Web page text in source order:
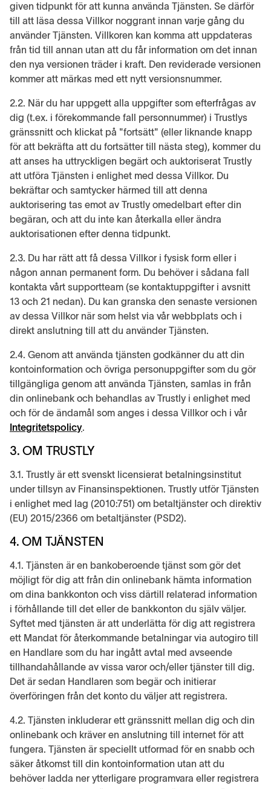
given tidpunkt för att kunna använda Tjänsten. Se därför
till att läsa dessa Villkor noggrant innan varje gång du
använder Tjänsten. Villkoren kan komma att uppdateras
från tid till annan utan att du får information om det innan
den nya versionen träder i kraft. Den reviderade versionen
kommer att märkas med ett nytt versionsnummer.
2.2. När du har uppgett alla uppgifter som efterfrågas av
dig (t.ex. i förekommande fall personnummer) i Trustlys
gränssnitt och klickat på "fortsätt" (eller liknande knapp
för att bekräfta att du fortsätter till nästa steg), kommer du
att anses ha uttryckligen begärt och auktoriserat Trustly
att utföra Tjänsten i enlighet med dessa Villkor. Du
bekräftar och samtycker härmed till att denna
auktorisering tas emot av Trustly omedelbart efter din
begäran, och att du inte kan återkalla eller ändra
auktorisationen efter denna tidpunkt.
2.3. Du har rätt att få dessa Villkor i fysisk form eller i
någon annan permanent form. Du behöver i sådana fall
kontakta vårt supportteam (se kontaktuppgifter i avsnitt
13 och 21 nedan). Du kan granska den senaste versionen
av dessa Villkor när som helst via vår webbplats och i
direkt anslutning till att du använder Tjänsten.
2.4. Genom att använda tjänsten godkänner du att din
kontoinformation och övriga personuppgifter som du gör
tillgängliga genom att använda Tjänsten, samlas in från
din onlinebank och behandlas av Trustly i enlighet med
och för de ändamål som anges i dessa Villkor och i vår
Integritetspolicy.
3. OM TRUSTLY
3.1. Trustly är ett svenskt licensierat betalningsinstitut
under tillsyn av Finansinspektionen. Trustly utför Tjänsten
i enlighet med lag (2010:751) om betaltjänster och direktiv
(EU) 2015/2366 om betaltjänster (PSD2).
4. OM TJÄNSTEN
4.1. Tjänsten är en bankoberoende tjänst som gör det
möjligt för dig att från din onlinebank hämta information
om dina bankkonton och viss därtill relaterad information
i förhållande till det eller de bankkonton du själv väljer.
Syftet med tjänsten är att underlätta för dig att registrera
ett Mandat för återkommande betalningar via autogiro till
en Handlare som du har ingått avtal med avseende
tillhandahållande av vissa varor och/eller tjänster till dig.
Det är sedan Handlaren som begär och initierar
överföringen från det konto du väljer att registrera.
4.2. Tjänsten inkluderar ett gränssnitt mellan dig och din
onlinebank och kräver en anslutning till internet för att
fungera. Tjänsten är speciellt utformad för en snabb och
säker åtkomst till din kontoinformation utan att du
behöver ladda ner ytterligare programvara eller registrera